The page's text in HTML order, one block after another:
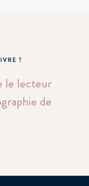
?
le lecteur
de